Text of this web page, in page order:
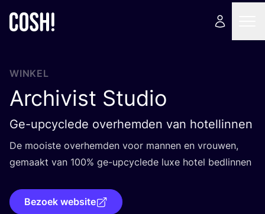
WINKEL
Archivist Studio
Ge-upcyclede overhemden van hotellinnen
De mooi­ste over­hem­den voor man­nen en vrou­wen,
gemaakt van 100% ge-upcy­cle­de luxe hotel bedlinnen
Bezoek website